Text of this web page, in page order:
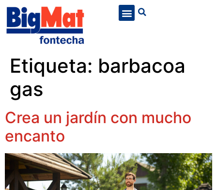
Etiqueta: barbacoa
gas
Crea un jardín con mucho
encanto